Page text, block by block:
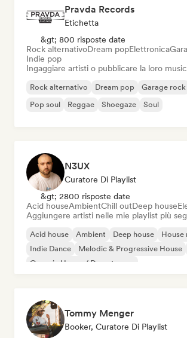
Pravda Records
Etichetta
&gt; 800 risposte date
Rock alternativoDream popElettronica
Indie pop
Ingaggiare artisti o pubblicare la loro
Rock alternativo Dream pop Garage rock
Pop soul
Reggae Shoegaze Soul
N3UX
Curatore Di Playlist
&gt; 2800 risposte date
Acid houseAmbientChill outDeep house
Aggiungere artisti nelle mie playlist più
Acid house Ambient Deep house
House
Indie Dance
Melodic & Progressive House
Organic House / Downtempo
Tommy Menger
Booker, Curatore Di Playlist